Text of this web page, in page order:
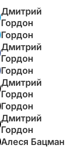
Дмитрий
Гордон
Гордон
Дмитрий
Гордон
Гордон
Дмитрий
Гордон
Гордон
Дмитрий
Гордон
Алеся Бацман